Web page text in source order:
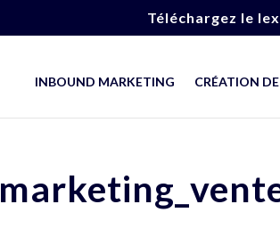
Téléchargez le
INBOUND MARKETING CRÉATION